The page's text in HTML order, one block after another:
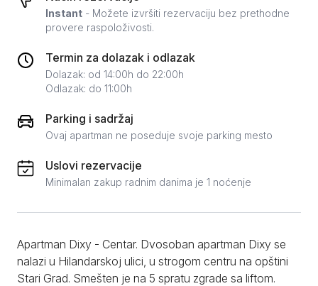
Instant - Možete izvršiti rezervaciju bez prethodne
provere raspoloživosti.
Termin za dolazak i odlazak
Dolazak: od 14:00h do 22:00h
Odlazak: do 11:00h
Parking i sadržaj
Ovaj apartman ne poseduje svoje parking mesto
Uslovi rezervacije
Minimalan zakup radnim danima je 1 noćenje
Apartman Dixy - Centar. Dvosoban apartman Dixy se
nalazi u Hilandarskoj ulici, u strogom centru na opštini
Stari Grad. Smešten je na 5 spratu zgrade sa liftom.